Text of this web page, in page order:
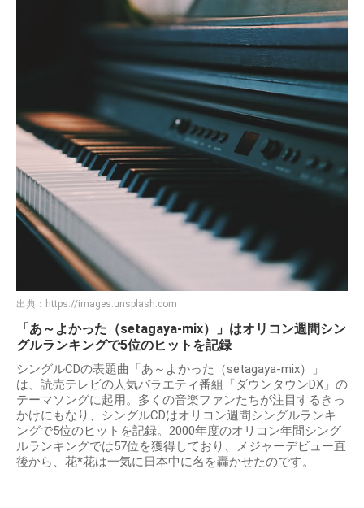
出典： https://images.unsplash.com
「あ～よかった（setagaya-mix）」はオリコン週間シン
グルランキングで5位のヒットを記録
シングルCDの表題曲「あ～よかった（setagaya-mix）」
は、読売テレビの人気バラエティ番組「ダウンタウンDX」の
テーマソングに起用。多くの音楽ファンたちが注目するきっ
かけにもなり、シングルCDはオリコン週間シングルランキ
ングで5位のヒットを記録。2000年度のオリコン年間シング
ルランキングでは57位を獲得しており、メジャーデビュー直
後から、花*花は一気に日本中に名を轟かせたのです。